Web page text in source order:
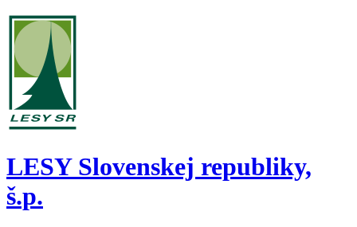
LESY Slovenskej republiky,
š.p.